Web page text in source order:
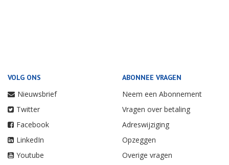
VOLG ONS
Nieuwsbrief
Twitter
Facebook
LinkedIn
Youtube
ABONNEE VRAGEN
Neem een Abonnement
Vragen over betaling
Adreswijziging
Opzeggen
Overige vragen